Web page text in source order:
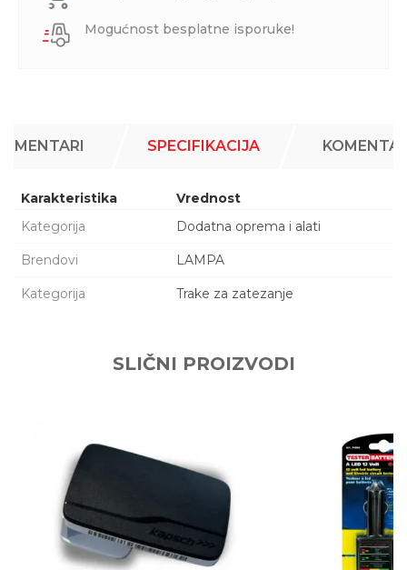
Mogućnost besplatne isporuke!
SPECIFIKACIJA
Karakteristika
Vrednost
Kategorija
Dodatna oprema i alati
Brendovi LAMPA
Kategorija Trake za zatezanje
SLIČNI PROIZVODI